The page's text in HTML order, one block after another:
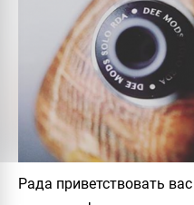
Рада приветствовать